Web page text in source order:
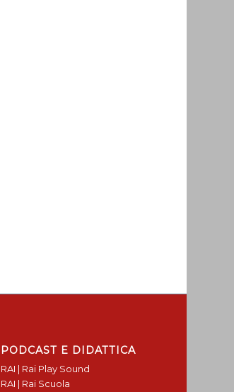
PODCAST E DIDATTICA
RAI | Rai Play Sound
RAI | Rai Scuola